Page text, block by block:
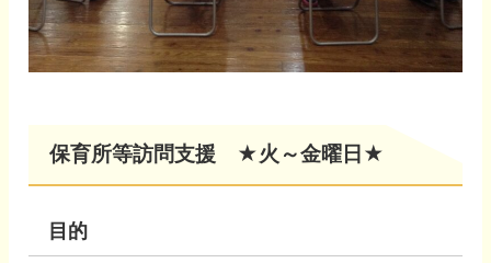
保育所等訪問支援 ★火～金曜日★
目的